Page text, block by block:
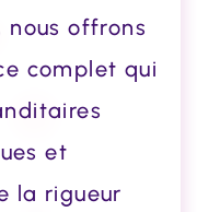
nous offrons
complet qui
et
la rigueur